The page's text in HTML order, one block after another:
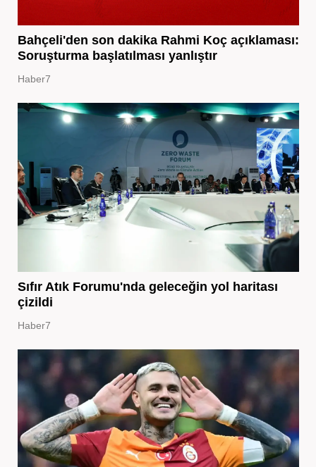
Bahçeli'den son dakika Rahmi Koç açıklaması:
Soruşturma başlatılması yanlıştır
Haber7
Sıfır Atık Forumu'nda geleceğin yol haritası
çizildi
Haber7